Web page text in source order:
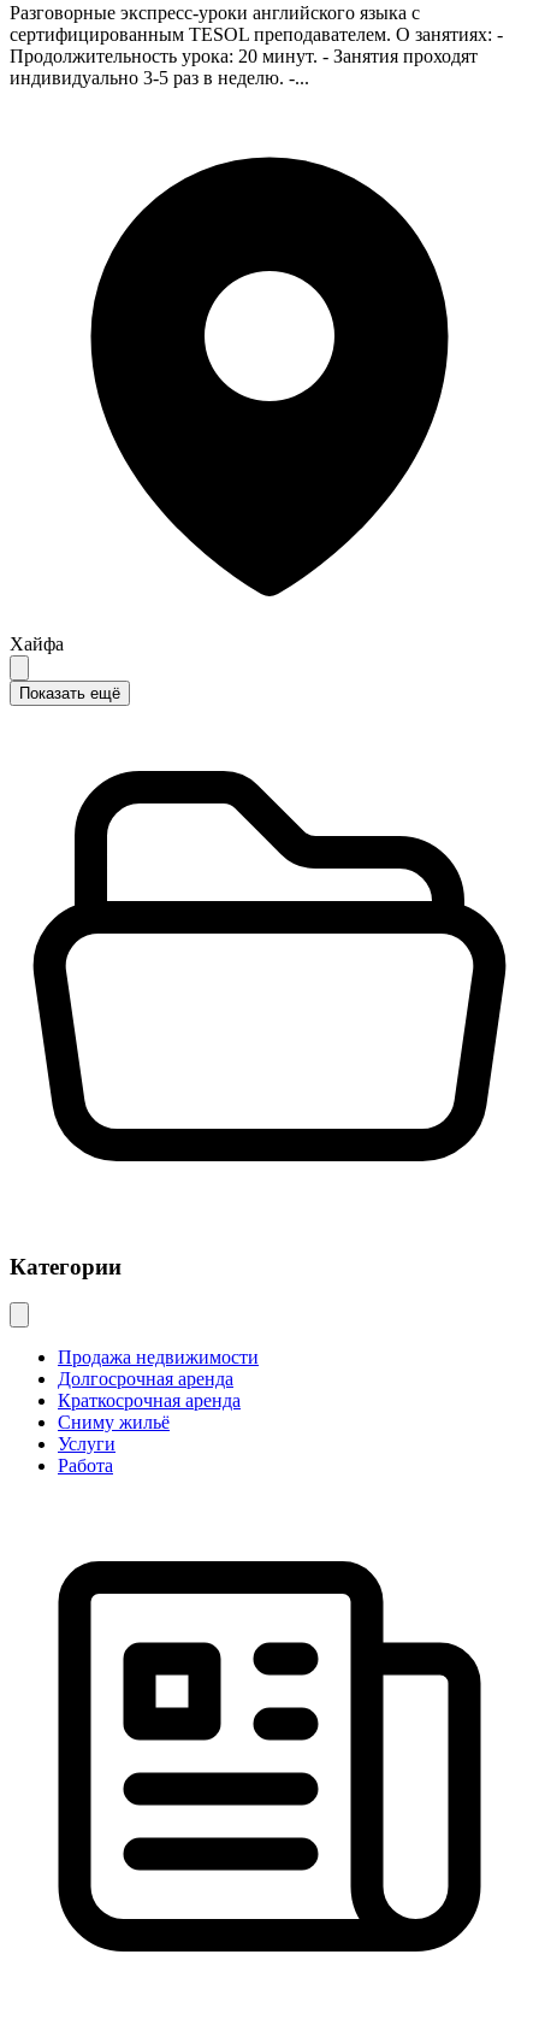
Разговорные экспресс-уроки английского языка с
сертифицированным TESOL преподавателем. О занятиях: -
Продолжительность урока: 20 минут. - Занятия проходят
индивидуально 3-5 раз в неделю. -...
Хайфа
Показать ещё
Категории
Продажа недвижимости
Долгосрочная аренда
Краткосрочная аренда
Сниму жильё
Услуги
Работа